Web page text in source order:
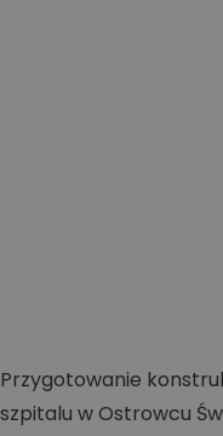
Przygotowanie
szpitalu w Ostrowcu